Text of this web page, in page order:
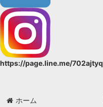
長襦袢
羽織・コート
ショール
https://page.line.me/702ajtyq
ホーム